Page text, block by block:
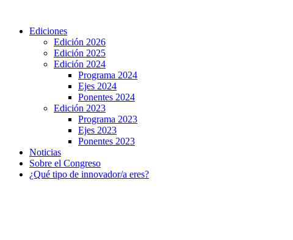
contenidoEdiciones
Edición 2026
Edición 2025
Edición 2024
Programa 2024
Ejes 2024
Ponentes 2024
Edición 2023
Programa 2023
Ejes 2023
Ponentes 2023
Noticias
Sobre el Congreso
¿Qué tipo de innovador/a eres?